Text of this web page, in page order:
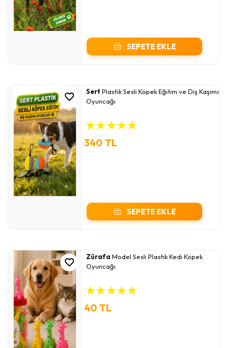
SEPETE EKLE
SertPlastik Sesli Köpek Eğitim ve Diş Kaşıma
Oyuncağı
★★★★★
340 TL
SEPETE EKLE
Zürafa Model Sesli Plastik Kedi Köpek
Oyuncağı
★★★★★
40 TL